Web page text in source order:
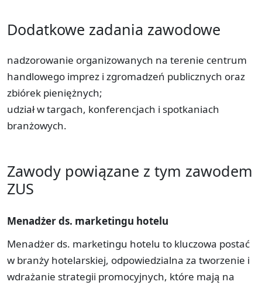
Dodatkowe zadania zawodowe
nadzorowanie organizowanych na terenie centrum
handlowego imprez i zgromadzeń publicznych oraz
zbiórek pieniężnych;
udział w targach, konferencjach i spotkaniach
branżowych.
Zawody powiązane z tym zawodem
ZUS
Menadżer ds. marketingu hotelu
Menadżer ds. marketingu hotelu to kluczowa postać
w branży hotelarskiej, odpowiedzialna za tworzenie i
wdrażanie strategii promocyjnych, które mają na